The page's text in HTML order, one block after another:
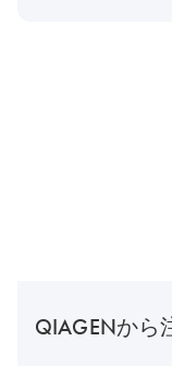
QIAGENから